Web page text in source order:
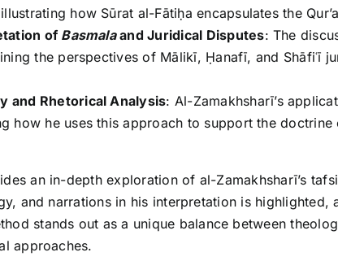
how Sūrat al-Fātiḥa encapsulates the
of Basmalaand Juridical Disputes: The
the perspectives of Mālikī, Ḥanafī, and Shāfiʿī
and Rhetorical Analysis: Al-Zamakhsharī’s
how he uses this approach to support the doctrine
an in-depth exploration of al-Zamakhsharī’s
and narrations in his interpretation is highlighted,
stands out as a unique balance between
approaches.